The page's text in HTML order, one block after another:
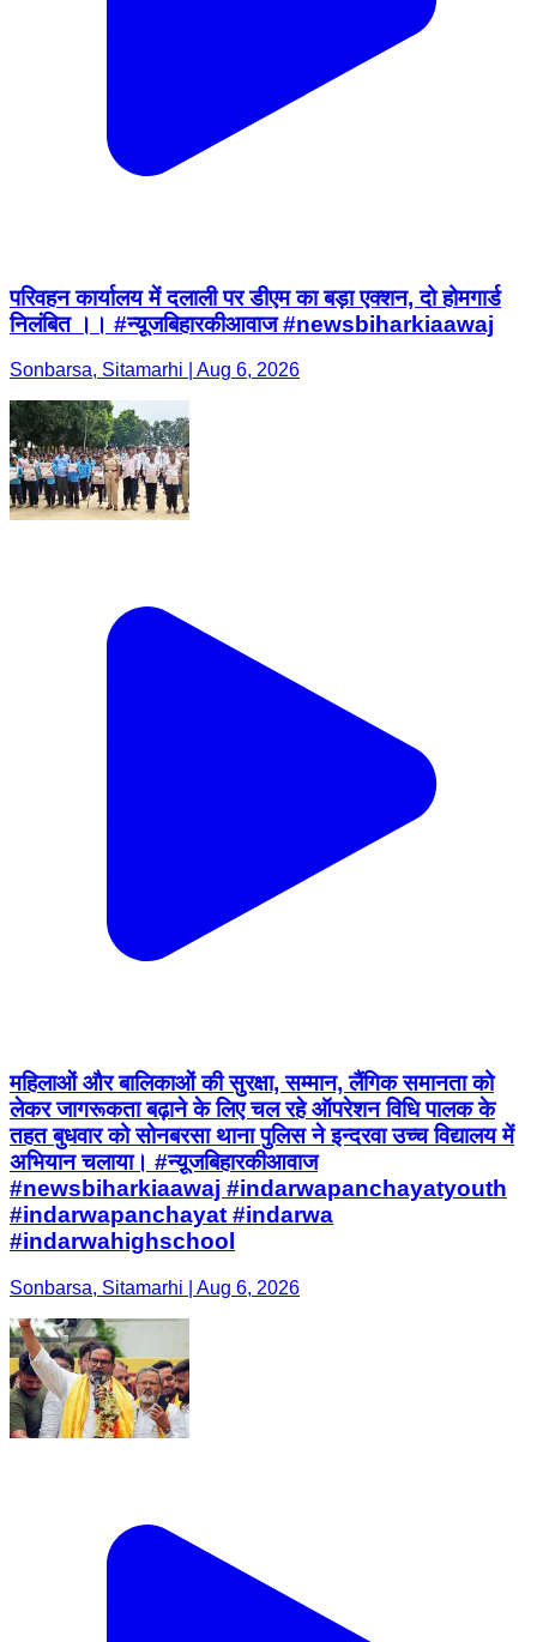
परिवहन कार्यालय में दलाली पर डीएम का बड़ा एक्शन, दो होमगार्ड
निलंबित ।। #न्यू़जबिहारकीआवाज #newsbiharkiaawaj
Sonbarsa, Sitamarhi | Aug 6, 2026
महिलाओं और बालिकाओं की सुरक्षा, सम्मान, लैंगिक समानता को
लेकर जागरूकता बढ़ाने के लिए चल रहे ऑपरेशन विधि पालक के
तहत बुधवार को सोनबरसा थाना पुलिस ने इन्दरवा उच्च विद्यालय में
अभियान चलाया। #न्यू़जबिहारकीआवाज
#newsbiharkiaawaj #indarwapanchayatyouth
#indarwapanchayat #indarwa
#indarwahighschool
Sonbarsa, Sitamarhi | Aug 6, 2026